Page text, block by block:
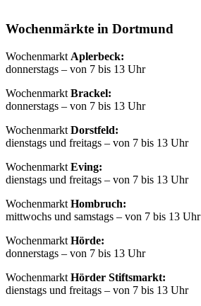
Wochenmärkte in Dortmund
Wochenmarkt Aplerbeck:
donnerstags – von 7 bis 13 Uhr
Wochenmarkt Brackel:
donnerstags – von 7 bis 13 Uhr
Wochenmarkt Dorstfeld:
dienstags und freitags – von 7 bis 13 Uhr
Wochenmarkt Eving:
dienstags und freitags – von 7 bis 13 Uhr
Wochenmarkt Hombruch:
mittwochs und samstags – von 7 bis 13 Uhr
Wochenmarkt Hörde:
donnerstags – von 7 bis 13 Uhr
Wochenmarkt Hörder Stiftsmarkt:
dienstags und freitags – von 7 bis 13 Uhr